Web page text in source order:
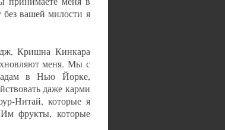
без вашей милости я
Кришна Кинкара
меня. Мы с
в Нью Йорке,
даже карми
Нитай, которые я
фрукты, которые